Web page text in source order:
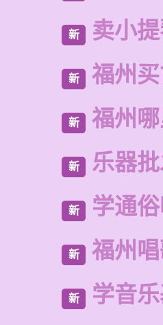
新 卖小
新 福州
新 福州
新 乐器
新 学通
新 福州
新 学音